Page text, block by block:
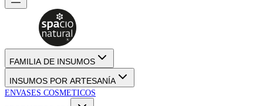
FAMILIA DE INSUMOS
INSUMOS POR ARTESANÍA
ENVASES COSMETICOS